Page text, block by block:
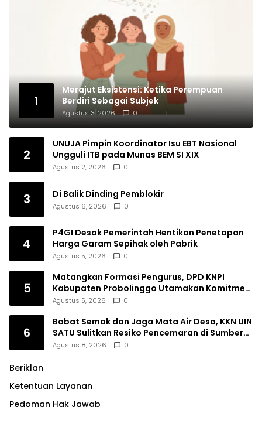
1
Merajut Eksistensi: Ketika Perempuan
Berdiri Sebagai Subjek
Agustus 3, 2026 0
2
UNUJA Pimpin Koordinator Isu EBT Nasional
Ungguli ITB pada Munas BEM SI XIX
Agustus 2, 2026 0
3 Di Balik Dinding Pemblokir
Agustus 6, 2026 0
4
P4GI Desak Pemerintah Hentikan Penetapan
Harga Garam Sepihak oleh Pabrik
Agustus 5, 2026 0
5
Matangkan Formasi Pengurus, DPD KNPI
Kabupaten Probolinggo Utamakan Komitmen
dan Kinerja
Agustus 5, 2026 0
6
Babat Semak dan Jaga Mata Air Desa, KKN UIN
SATU Sulitkan Resiko Pencemaran di Sumber
Ngumbul
Agustus 8, 2026 0
Beriklan
Ketentuan Layanan
Pedoman Hak Jawab